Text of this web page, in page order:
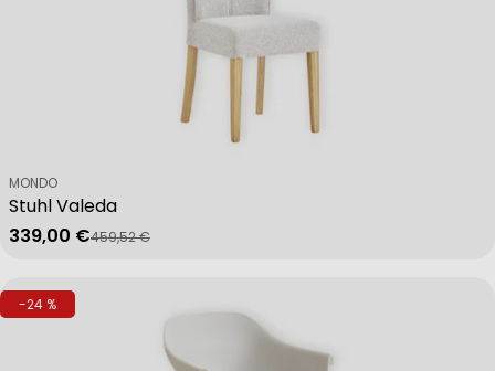
Stuhl Valeda
Verkäufer:
MONDO
Verkaufspreis
339,00 €
Regulärer Preis
459,52 €
-24 %